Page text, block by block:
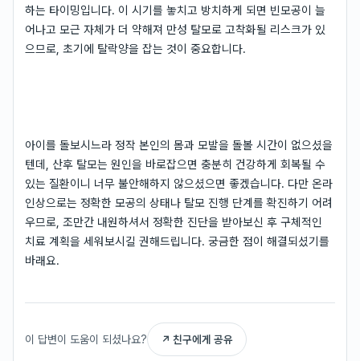
하는 타이밍입니다. 이 시기를 놓치고 방치하게 되면 빈모공이 늘
어나고 모근 자체가 더 약해져 만성 탈모로 고착화될 리스크가 있
으므로, 초기에 탈락양을 잡는 것이 중요합니다.
아이를 돌보시느라 정작 본인의 몸과 모발을 돌볼 시간이 없으셨을
텐데, 산후 탈모는 원인을 바로잡으면 충분히 건강하게 회복될 수
있는 질환이니 너무 불안해하지 않으셨으면 좋겠습니다. 다만 온라
인상으로는 정확한 모공의 상태나 탈모 진행 단계를 확진하기 어려
우므로, 조만간 내원하셔서 정확한 진단을 받아보신 후 구체적인
치료 계획을 세워보시길 권해드립니다. 궁금한 점이 해결되셨기를
바래요.
이 답변이 도움이 되셨나요? ↗ 친구에게 공유